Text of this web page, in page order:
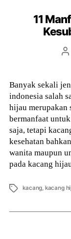
11
Banyak sekali
indonesia salah
hijau merupakan
bermanfaat
saja, tetapi
kesehatan
wanita maupun
pada kacang
Tags kacang, kacang